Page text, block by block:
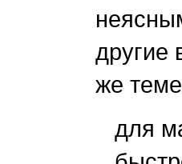
другие
же
для